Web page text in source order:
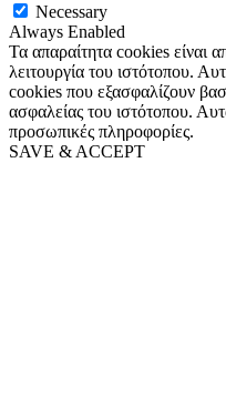
Necessary
Always Enabled
Τα απαραίτητα cookies είναι
λειτουργία του ιστότοπου.
cookies που εξασφαλίζουν
ασφαλείας του ιστότοπου.
προσωπικές πληροφορίες.
SAVE & ACCEPT